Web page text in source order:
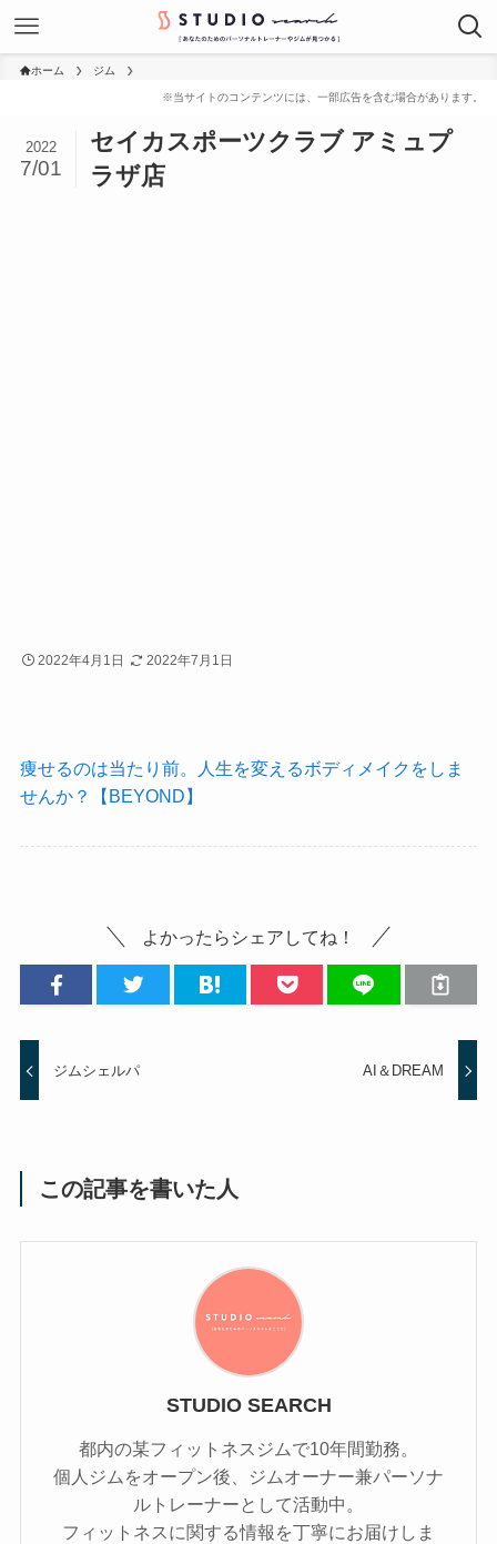
ホーム ジム
セイカスポーツクラブ アミュプ
ラザ店
2022
7/01
2022年4月1日 2022年7月1日
痩せるのは当たり前。人生を変えるボディメイクをしま
せんか？【BEYOND】
よかったらシェアしてね！
ジムシェルパ AI＆DREAM
この記事を書いた人
STUDIO SEARCH
都内の某フィットネスジムで10年間勤務。
個人ジムをオープン後、ジムオーナー兼パーソナ
ルトレーナーとして活動中。
フィットネスに関する情報を丁寧にお届けしま